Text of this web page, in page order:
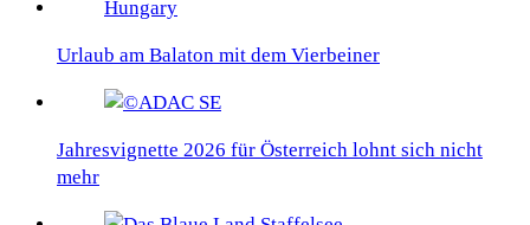
Urlaub am Balaton mit dem Vierbeiner
Jahresvignette 2026 für Österreich lohnt sich nicht
mehr